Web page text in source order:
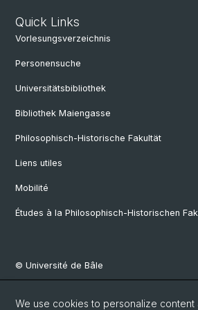
Quick Links
Vorlesungsverzeichnis
Personensuche
Universitätsbibliothek
Bibliothek Maiengasse
Philosophisch-Historische Fakultät
Liens utiles
Mobilité
Études à la Philosophisch-Historischen
© Université de Bâle
Impressum
We use cookies to personalize